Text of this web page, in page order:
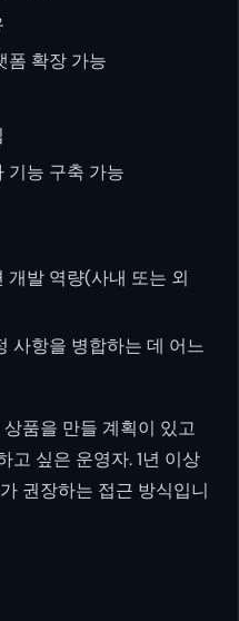
폼 확장 가능
기능 구축 가능
개발 역량(사내 또는 외
사항을 병합하는 데 어느
품을 만들 계획이 있고
고 싶은 운영자. 1년 이상
권장하는 접근 방식입니